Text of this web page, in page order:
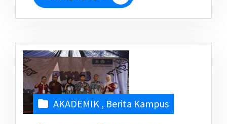
AKADEMIK , Berita Kampus